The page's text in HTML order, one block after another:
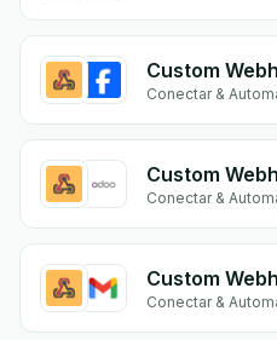
Conectar &
Custom
Conectar &
Custom
Conectar &